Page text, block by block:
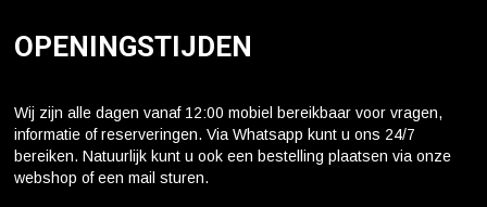
OPENINGSTIJDEN
Wij zijn alle dagen vanaf 12:00 mobiel bereikbaar voor vragen,
informatie of reserveringen. Via Whatsapp kunt u ons 24/7
bereiken. Natuurlijk kunt u ook een bestelling plaatsen via onze
webshop of een mail sturen.